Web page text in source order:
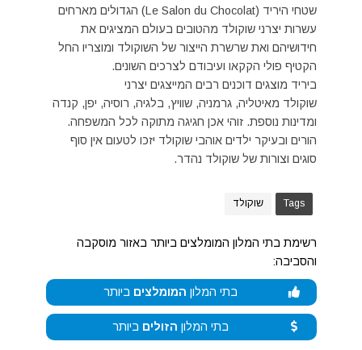
שטחי היריד (Le Salon du Chocolat) הגדולים מארחים
עשרות יצרני שוקולד מהטובים בעולם המציגים את
חידושיהם ואת שרשרת הייצור של השוקולד ומוצריו החל
הקטיף פולי הקקאו ועיבודם לצרכים השונים.
ביריד מוצגים דוכנים רבים המייצגים יצרני
שוקולד מאיטליה, גרמניה, שוויץ, בלגיה, רוסיה, יפן, קנדה
ומדינות נוספת. זוהי אכן חגיגה מתוקה לכל המשפחה.
הורים ובעיקר ילדים אוהבי שוקולד יזכו לטעום אין סוף
סוגים וצורות של שוקולד נהדר.
Tags שוקולד
רשימת בתי המלון המומלצים ביותר באזור מוסקבה
והסביבה:
בתי המלון המומלצים ביותר
בתי המלון הזולים ביותר